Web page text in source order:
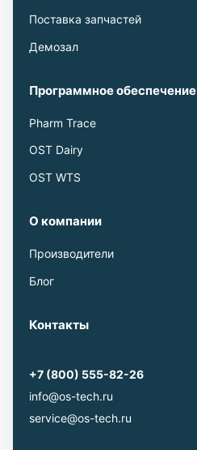
Поставка запчастей
Демозал
Программное обеспечение
Pharm Trace
OST Dairy
OST WTS
О компании
Производители
Блог
Контакты
+7 (800) 555-82-26
info@os-tech.ru
service@os-tech.ru